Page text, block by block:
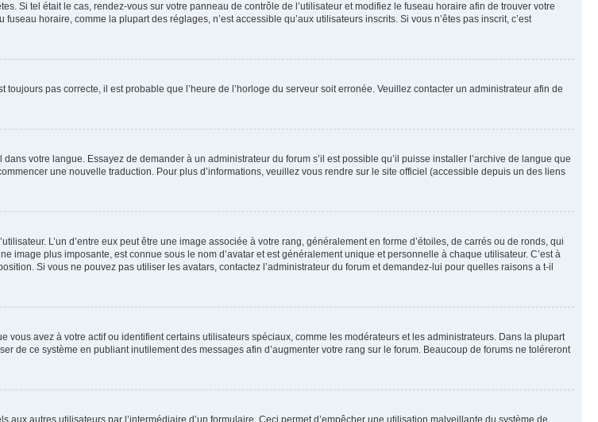
Si tel était le cas, rendez-vous sur votre panneau de contrôle de l’utilisateur et modifiez le fuseau horaire afin de trouver votre
horaire, comme la plupart des réglages, n’est accessible qu’aux utilisateurs inscrits. Si vous n’êtes pas inscrit, c’est
toujours pas correcte, il est probable que l’heure de l’horloge du serveur soit erronée. Veuillez contacter un administrateur afin de
votre langue. Essayez de demander à un administrateur du forum s’il est possible qu’il puisse installer l’archive de langue que
une nouvelle traduction. Pour plus d’informations, veuillez vous rendre sur le site officiel (accessible depuis un des liens
L’un d’entre eux peut être une image associée à votre rang, généralement en forme d’étoiles, de carrés ou de ronds, qui
image plus imposante, est connue sous le nom d’avatar et est généralement unique et personnelle à chaque utilisateur. C’est à
Si vous ne pouvez pas utiliser les avatars, contactez l’administrateur du forum et demandez-lui pour quelles raisons a t-il
avez à votre actif ou identifient certains utilisateurs spéciaux, comme les modérateurs et les administrateurs. Dans la plupart
de ce système en publiant inutilement des messages afin d’augmenter votre rang sur le forum. Beaucoup de forums ne toléreront
autres utilisateurs par l’intermédiaire d’un formulaire. Ceci permet d’empêcher une utilisation malveillante du système de